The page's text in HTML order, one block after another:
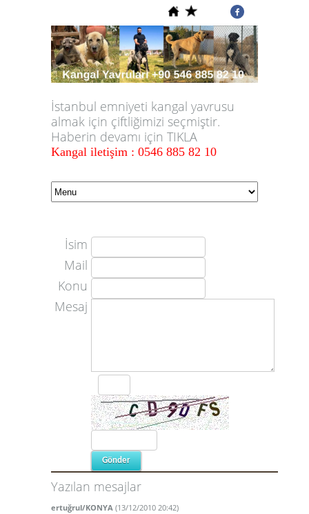
İstanbul emniyeti kangal yavrusu
almak için çiftliğimizi seçmiştir.
Haberin devamı için TIKLA
Kangal iletişim : 0546 885 82 10
İsim
Mail
Konu
Mesaj
Yazılan mesajlar
ertuğrul/KONYA (13/12/2010 20:42)